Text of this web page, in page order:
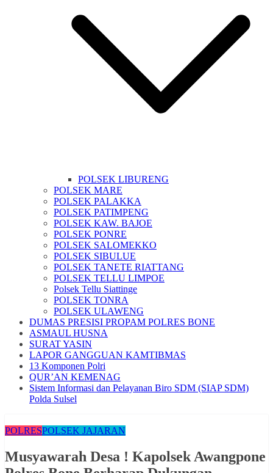
POLSEK LIBURENG
POLSEK MARE
POLSEK PALAKKA
POLSEK PATIMPENG
POLSEK KAW. BAJOE
POLSEK PONRE
POLSEK SALOMEKKO
POLSEK SIBULUE
POLSEK TANETE RIATTANG
POLSEK TELLU LIMPOE
Polsek Tellu Siattinge
POLSEK TONRA
POLSEK ULAWENG
DUMAS PRESISI PROPAM POLRES BONE
ASMAUL HUSNA
SURAT YASIN
LAPOR GANGGUAN KAMTIBMAS
13 Komponen Polri
QUR’AN KEMENAG
Sistem Informasi dan Pelayanan Biro SDM (SIAP SDM)
Polda Sulsel
POLRESPOLSEK JAJARAN
Musyawarah Desa ! Kapolsek Awangpone